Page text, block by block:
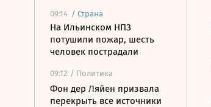
09:14 / Страна
На Ильинском НПЗ
потушили пожар, шесть
человек пострадали
09:12 / Политика
Фон дер Ляйен призвала
перекрыть все источники